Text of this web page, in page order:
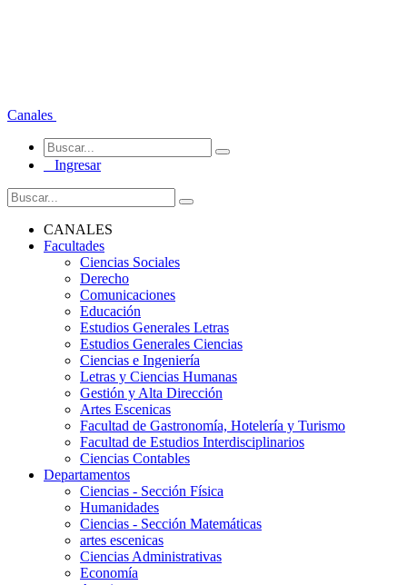
Canales
Ingresar
CANALES
Facultades
Ciencias Sociales
Derecho
Comunicaciones
Educación
Estudios Generales Letras
Estudios Generales Ciencias
Ciencias e Ingeniería
Letras y Ciencias Humanas
Gestión y Alta Dirección
Artes Escenicas
Facultad de Gastronomía, Hotelería y Turismo
Facultad de Estudios Interdisciplinarios
Ciencias Contables
Departamentos
Ciencias - Sección Física
Humanidades
Ciencias - Sección Matemáticas
artes escenicas
Ciencias Administrativas
Economía